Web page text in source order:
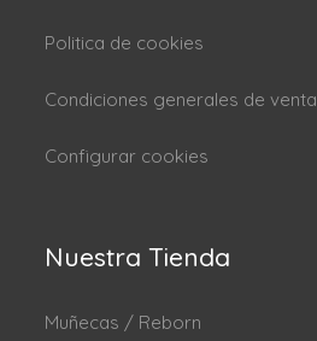
Politica de cookies
Condiciones generales de venta
Configurar cookies
Nuestra Tienda
Muñecas / Reborn